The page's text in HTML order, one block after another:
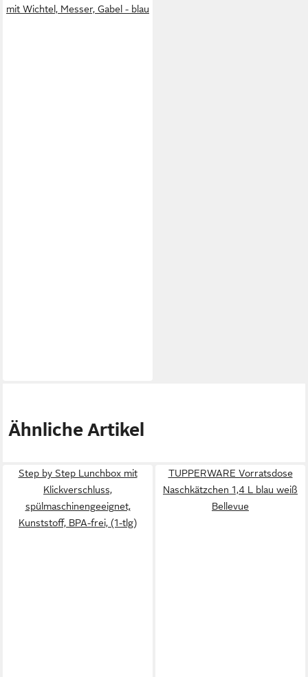
mit Wichtel, Messer, Gabel - blau
Ähnliche Artikel
Step by Step Lunchbox mit
Klickverschluss,
spülmaschinengeeignet,
Kunststoff, BPA-frei, (1-tlg)
TUPPERWARE Vorratsdose
Naschkätzchen 1,4 L blau weiß
Bellevue